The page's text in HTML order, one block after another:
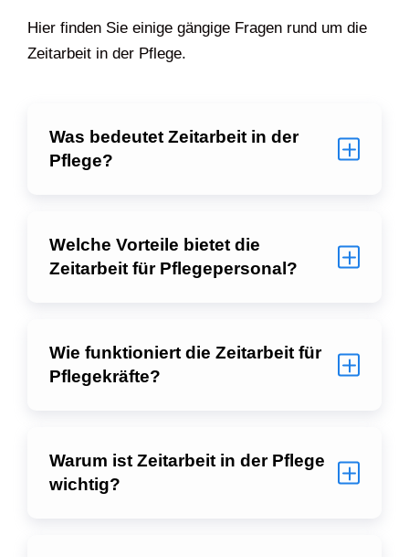
Hier finden Sie einige gängige Fragen rund um die
Zeitarbeit in der Pflege.
Was bedeutet Zeitarbeit in der
Pflege?
Welche Vorteile bietet die
Zeitarbeit für Pflegepersonal?
Wie funktioniert die Zeitarbeit für
Pflegekräfte?
Warum ist Zeitarbeit in der Pflege
wichtig?